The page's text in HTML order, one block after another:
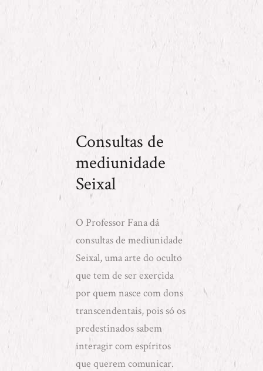
Consultas de
mediunidade
Seixal
O Professor Fana dá
consultas de mediunidade
Seixal, uma arte do oculto
que tem de ser exercida
por quem nasce com dons
transcendentais, pois só os
predestinados sabem
interagir com espíritos
que querem comunicar.